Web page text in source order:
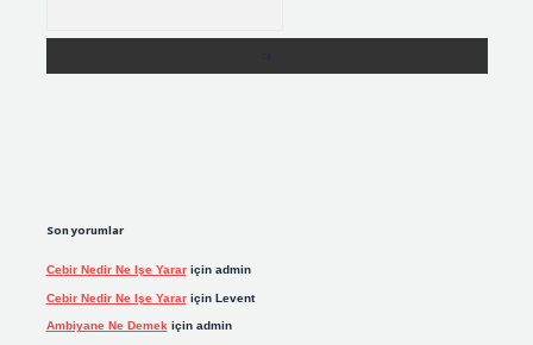
Son yorumlar
Cebir Nedir Ne Işe Yarariçin admin
Cebir Nedir Ne Işe Yarariçin Levent
Ambiyane Ne Demekiçin admin